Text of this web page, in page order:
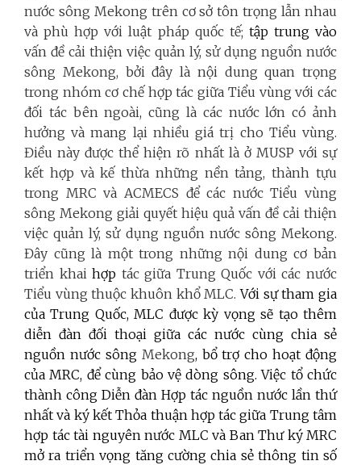
nước sông Mekong trên cơ sở tôn trọng lẫn nhau
và phù hợp với luật pháp quốc tế; tập trung vào
vấn đề cải thiện việc quản lý, sử dụng nguồn nước
sông Mekong, bởi đây là nội dung quan trọng
trong nhóm cơ chế hợp tác giữa Tiểu vùng với các
đối tác bên ngoài, cũng là các nước lớn có ảnh
hưởng và mang lại nhiều giá trị cho Tiểu vùng.
Điều này được thể hiện rõ nhất là ở MUSP với sự
kết hợp và kế thừa những nền tảng, thành tựu
trong MRC và ACMECS để các nước Tiểu vùng
sông Mekong giải quyết hiệu quả vấn đề cải thiện
việc quản lý, sử dụng nguồn nước sông Mekong.
Đây cũng là một trong những nội dung cơ bản
triển khaihợp tác giữa Trung Quốc với các nước
Tiểu vùng thuộc khuôn khổ MLC.Với sự tham gia
của Trung Quốc, MLC được kỳ vọng sẽ tạo thêm
diễn đàn đối thoại giữa các nước cùng chia sẻ
nguồn nước sông Mekong, bổ trợ cho hoạt động
của MRC, để cùng bảo vệ dòng sông. Việc tổ chức
thành công Diễn đàn Hợp tác nguồn nước lần thứ
nhất và ký kết Thỏa thuận hợp tác giữa Trung tâm
hợp tác tài nguyên nước MLC và Ban Thư ký MRC
mở ra triển vọng tăng cường chia sẻ thông tin số